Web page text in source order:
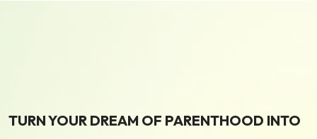
TURN YOUR DREAM OF PARENTHOOD INTO